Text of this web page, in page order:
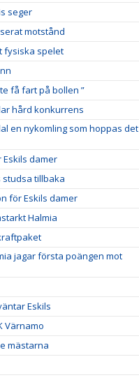
seger
motstånd
fysiska spelet
få fart på bollen ”
hård konkurrens
en nykomling som hoppas det
Eskils damer
studsa tillbaka
för Eskils damer
Halmia
jagar första poängen mot
Eskils
Värnamo
mästarna